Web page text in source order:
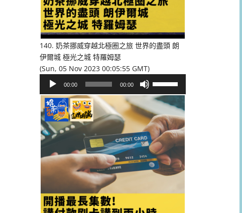
降
量。
140. 奶茶挪威穿越北極圈之旅 世界的盡頭 朗
伊爾城 極光之城 特羅姆瑟
(Sun, 05 Nov 2023 00:05:55 GMT)
播
放
器
00:00 00:00
向
上/
向
下
鍵
以
提
或
降